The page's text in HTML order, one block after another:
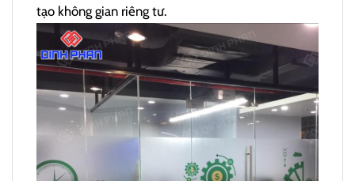
tạo không gian riêng tư.